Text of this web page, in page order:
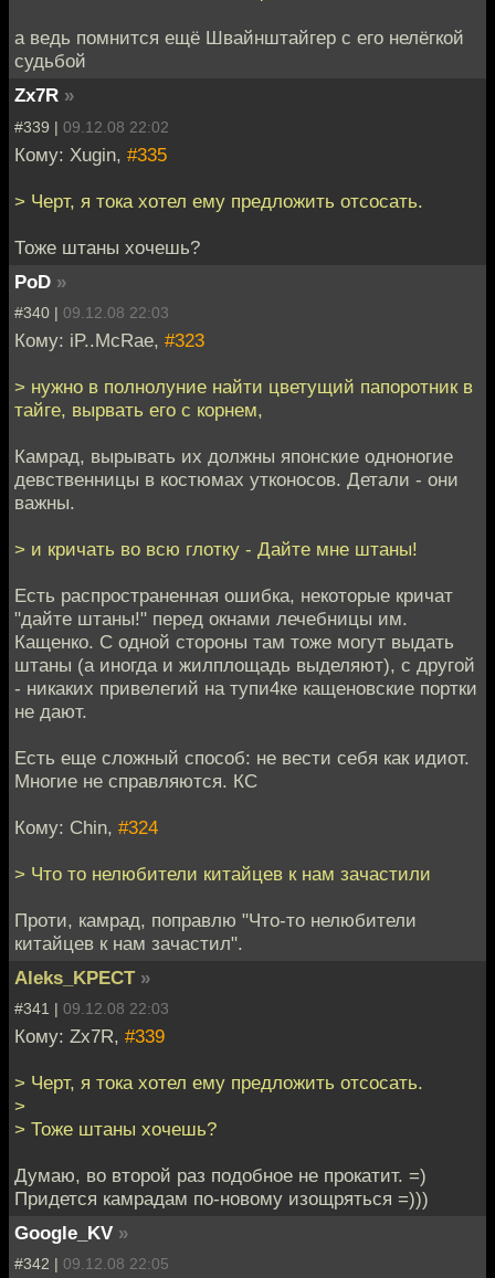
а ведь помнится ещё Швайнштайгер с его нелёгкой
судьбой
Zx7R »
#339 | 09.12.08 22:02
Кому: Xugin, #335
> Черт, я тока хотел ему предложить отсосать.
Тоже штаны хочешь?
PoD »
#340 | 09.12.08 22:03
Кому: iP..McRae, #323
> нужно в полнолуние найти цветущий папоротник в
тайге, вырвать его с корнем,
Камрад, вырывать их должны японские одноногие
девственницы в костюмах утконосов. Детали - они
важны.
> и кричать во всю глотку - Дайте мне штаны!
Есть распространенная ошибка, некоторые кричат
"дайте штаны!" перед окнами лечебницы им.
Кащенко. С одной стороны там тоже могут выдать
штаны (а иногда и жилплощадь выделяют), с другой
- никаких привелегий на тупи4ке кащеновские портки
не дают.
Есть еще сложный способ: не вести себя как идиот.
Многие не справляются. КС
Кому: Chin, #324
> Что то нелюбители китайцев к нам зачастили
Проти, камрад, поправлю "Что-то нелюбители
китайцев к нам зачастил".
Aleks_KPECT »
#341 | 09.12.08 22:03
Кому: Zx7R, #339
> Черт, я тока хотел ему предложить отсосать.
>
> Тоже штаны хочешь?
Думаю, во второй раз подобное не прокатит. =)
Придется камрадам по-новому изощряться =)))
Google_KV »
#342 | 09.12.08 22:05